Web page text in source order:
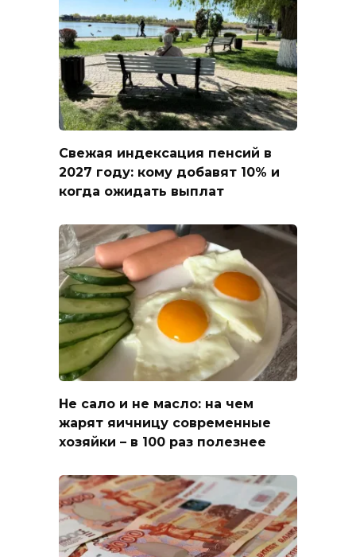
Свежая индексация пенсий в
2027 году: кому добавят 10% и
когда ожидать выплат
Не сало и не масло: на чем
жарят яичницу современные
хозяйки – в 100 раз полезнее